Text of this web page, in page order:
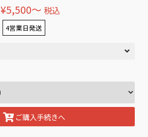
¥5,500〜 税込
4営業日発送
ご購入手続きへ